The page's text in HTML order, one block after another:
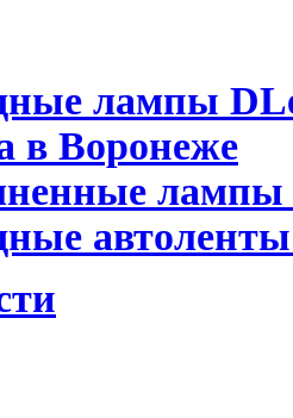
лампы
в Воронеже